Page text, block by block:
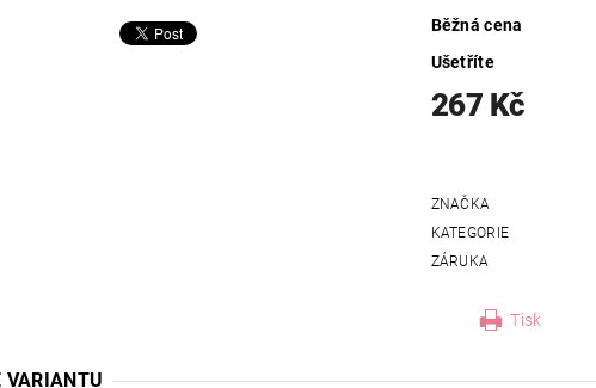
Běžná cena
Ušetříte
267 Kč
ZNAČKA
KATEGORIE
ZÁRUKA
Tisk
VARIANTU